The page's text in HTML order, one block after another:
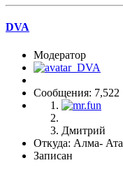
DVA
Модератор
Сообщения: 7,522
Дмитрий
Откуда: Алма- Ата
Записан